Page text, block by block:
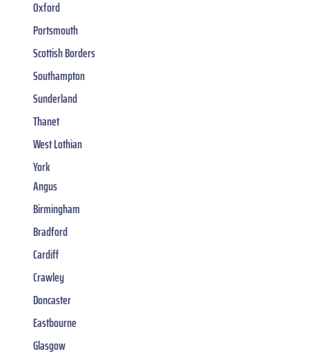
Oxford
Portsmouth
Scottish Borders
Southampton
Sunderland
Thanet
West Lothian
York
Angus
Birmingham
Bradford
Cardiff
Crawley
Doncaster
Eastbourne
Glasgow